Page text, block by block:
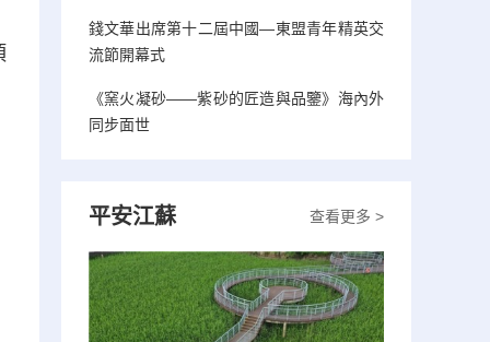
錢文華出席第十二屆中國—東盟青年精英交
流節開幕式
《窯火凝砂——紫砂的匠造與品鑒》海內外
同步面世
查看更多 >
平安江蘇